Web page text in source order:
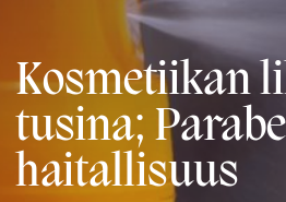
Kosmetiikan
tusina;
haitallisuus